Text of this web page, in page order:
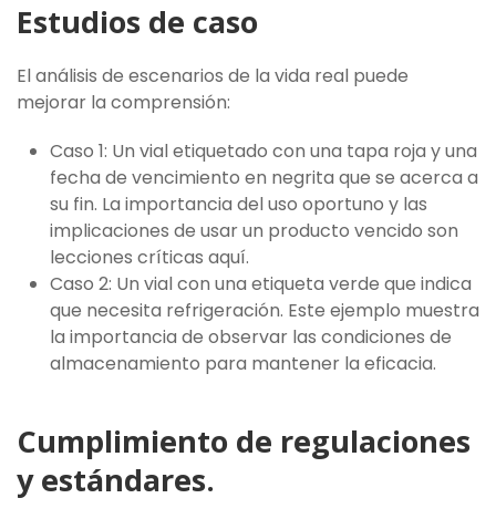
Estudios de caso
El análisis de escenarios de la vida real puede
mejorar la comprensión:
Caso 1: Un vial etiquetado con una tapa roja y una
fecha de vencimiento en negrita que se acerca a
su fin. La importancia del uso oportuno y las
implicaciones de usar un producto vencido son
lecciones críticas aquí.
Caso 2: Un vial con una etiqueta verde que indica
que necesita refrigeración. Este ejemplo muestra
la importancia de observar las condiciones de
almacenamiento para mantener la eficacia.
Cumplimiento de regulaciones
y estándares.